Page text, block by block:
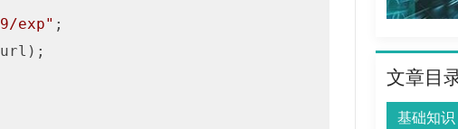
exp" ;
文章目
基础知识